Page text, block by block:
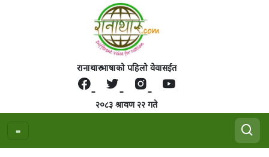
रानाथारु भाषाको पहिलो वेवासईत
२०८३ श्रावण २२ गते